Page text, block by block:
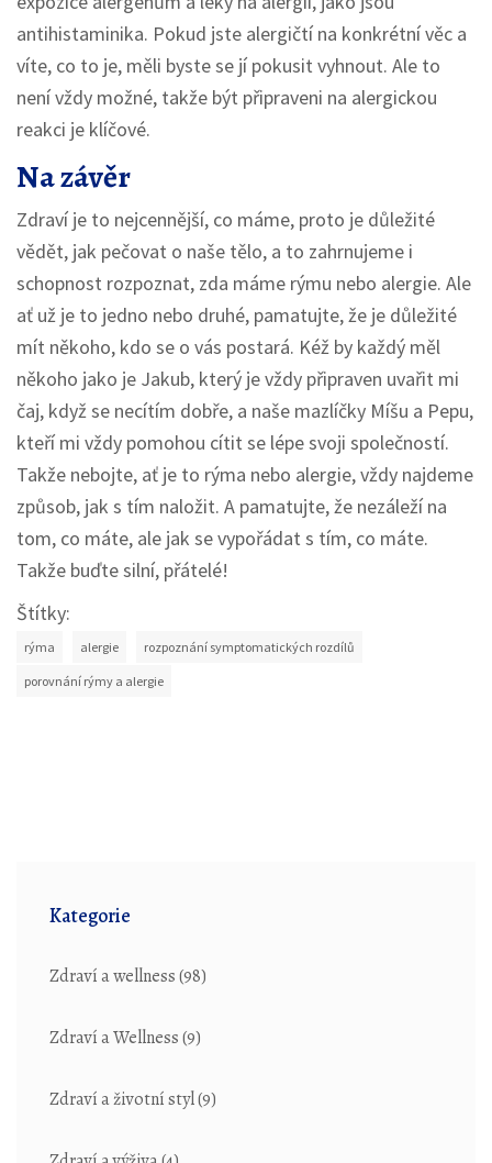
antihistaminika. Pokud jste alergičtí na konkrétní věc a
víte, co to je, měli byste se jí pokusit vyhnout. Ale to
není vždy možné, takže být připraveni na alergickou
reakci je klíčové.
Na závěr
Zdraví je to nejcennější, co máme, proto je důležité
vědět, jak pečovat o naše tělo, a to zahrnujeme i
schopnost rozpoznat, zda máme rýmu nebo alergie. Ale
ať už je to jedno nebo druhé, pamatujte, že je důležité
mít někoho, kdo se o vás postará. Kéž by každý měl
někoho jako je Jakub, který je vždy připraven uvařit mi
čaj, když se necítím dobře, a naše mazlíčky Míšu a Pepu,
kteří mi vždy pomohou cítit se lépe svoji společností.
Takže nebojte, ať je to rýma nebo alergie, vždy najdeme
způsob, jak s tím naložit. A pamatujte, že nezáleží na
tom, co máte, ale jak se vypořádat s tím, co máte.
Takže buďte silní, přátelé!
Štítky:
rýma alergie rozpoznání symptomatických rozdílů
porovnání rýmy a alergie
Kategorie
Zdraví a wellness(98)
Zdraví a Wellness(9)
Zdraví a životní styl(9)